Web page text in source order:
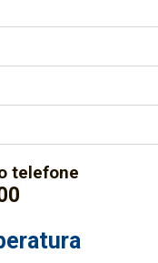
telefone